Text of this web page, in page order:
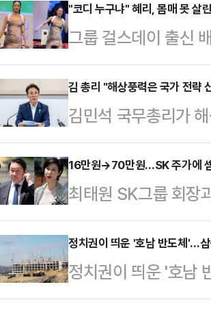
체질 개선을 이뤄낼
일) 코스닥 지수는
거래를 마쳤다.올해
89거래일이다.앞서
1월 6일 이후 약 4년
"코디 누구냐" 혜리, 몸매 못 살
그룹 걸스데이 출신
팬 미팅에서 의상 논
해 기획 단계부터 직
아쉬움을 남겼다는
비스(SNS)에는 당시
다. 혜리는 이날 몸에
스러운 매력을 발산
다는 반응을 보였다.
김 총리 "해상풍력은 국가 전략
김민석 국무총리가
기반과 공급망 경쟁
석 총리는 17일 전남
산업계 정책간담회'
인허가 절차를 체계
다"며 "앞으로도 그
보, 탄소 중립 실현이
추진해야 되겠다고
16만원→70만원…SK 주가에
최태원 SK그룹 회장
SK 주가 급등이라는
조정기일은 90분간
차가 재개된다.17일
근 최 회장과 노 관장
정치권이 띄운 '호남 반도체'…
정치권이 띄운 '호남
(AI) 확산으로 메모